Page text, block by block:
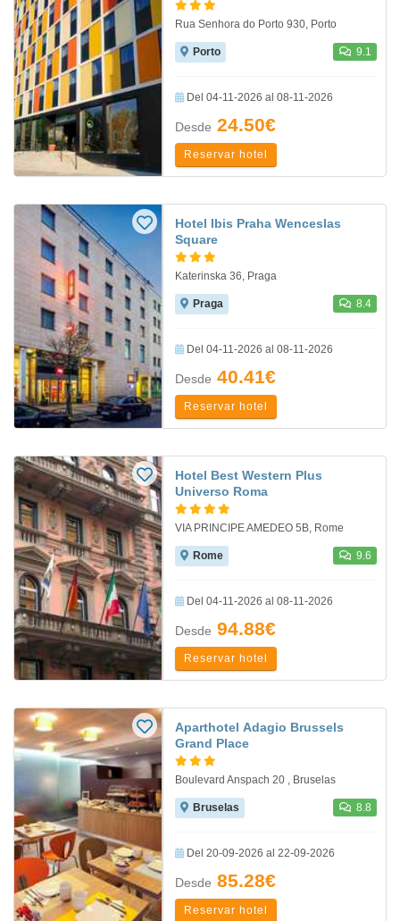
Rua Senhora do Porto 930, Porto
Porto 9.1
Del 04-11-2026 al 08-11-2026
Desde 24.50€
Reservar hotel
Hotel Ibis Praha Wenceslas
Square
Katerinska 36, Praga
Praga 8.4
Del 04-11-2026 al 08-11-2026
Desde 40.41€
Reservar hotel
Hotel Best Western Plus
Universo Roma
VIA PRINCIPE AMEDEO 5B, Rome
Rome 9.6
Del 04-11-2026 al 08-11-2026
Desde 94.88€
Reservar hotel
Aparthotel Adagio Brussels
Grand Place
Boulevard Anspach 20 , Bruselas
Bruselas 8.8
Del 20-09-2026 al 22-09-2026
Desde 85.28€
Reservar hotel